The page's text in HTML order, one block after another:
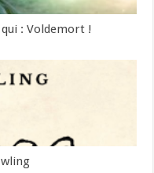
qui : Voldemort !